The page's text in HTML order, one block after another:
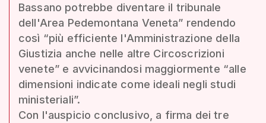
Bassano potrebbe diventare il tribunale
dell'Area Pedemontana Veneta” rendendo
così “più efficiente l'Amministrazione della
Giustizia anche nelle altre Circoscrizioni
venete” e avvicinandosi maggiormente “alle
dimensioni indicate come ideali negli studi
ministeriali”.
Con l'auspicio conclusivo, a firma dei tre